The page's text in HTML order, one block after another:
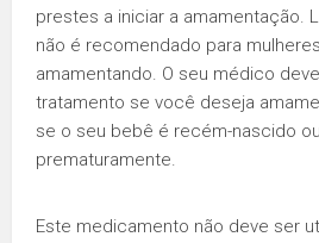
prestes a iniciar a amamentação.
não é recomendado para
amamentando. O seu médico
tratamento se você deseja
se o seu bebê é recém-nascido
prematuramente.
Este medicamento não deve ser